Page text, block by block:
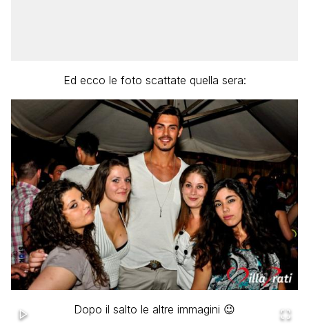
Ed ecco le foto scattate quella sera:
Dopo il salto le altre immagini 😉